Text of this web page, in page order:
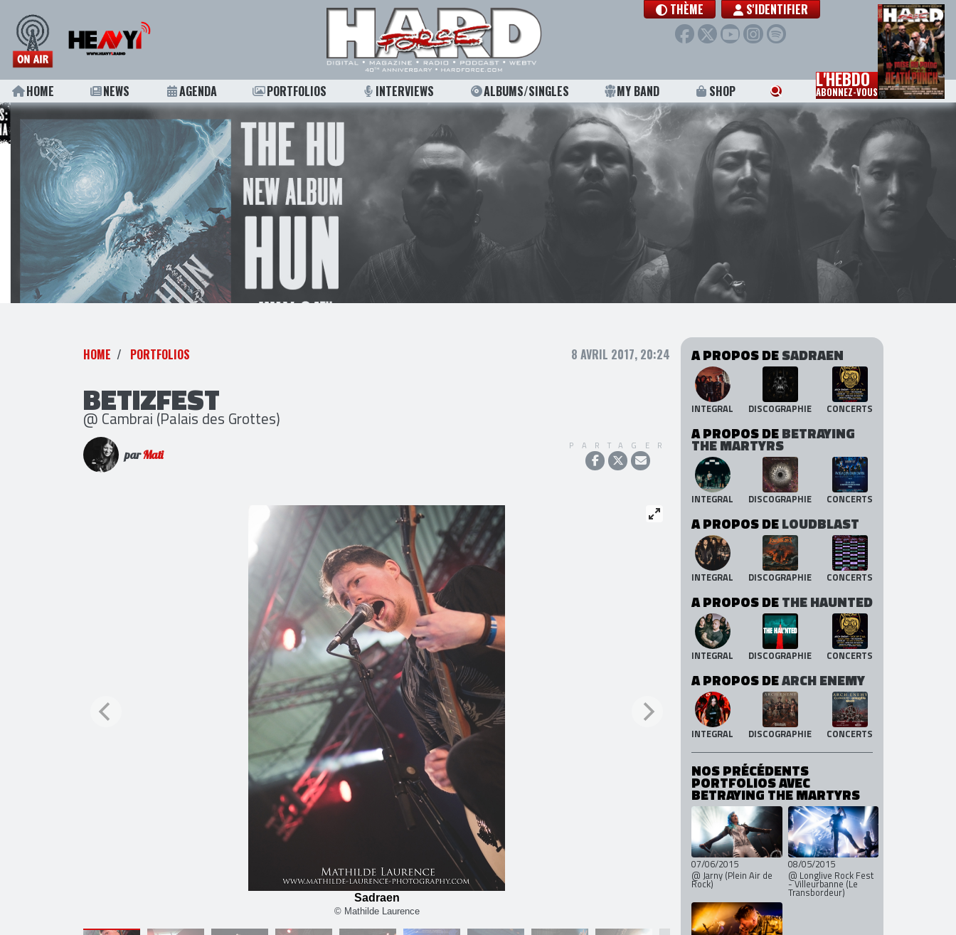
THÈME S'IDENTIFIER
HOME NEWS AGENDA PORTFOLIOS INTERVIEWS ALBUMS/SINGLES MY BAND SHOP L'HEBDO
ABONNEZ-VOUS
HOME PORTFOLIOS
BETIZFEST
@ Cambrai (Palais des Grottes)
A PROPOS DESADRAEN
INTEGRAL DISCOGRAPHIE
A PROPOS DEBETRAYING
THE MARTYRS
INTEGRAL DISCOGRAPHIE CONCERTS
A PROPOS DELOUDBLAST
INTEGRAL DISCOGRAPHIE CONCERTS
A PROPOS DETHE HAUNTED
INTEGRAL DISCOGRAPHIE CONCERTS
A PROPOS DEARCH ENEMY
INTEGRAL DISCOGRAPHIE
NOS PRÉCÉDENTS
PORTFOLIOS AVEC
BETRAYING THE MARTYRS
07/06/2015
@ Jarny (Plein Air de
Rock)